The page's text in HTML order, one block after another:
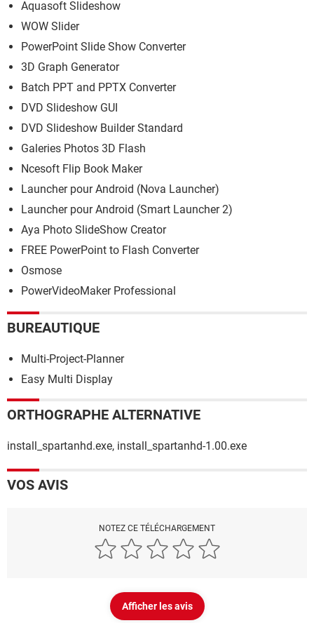
Aquasoft Slideshow
WOW Slider
PowerPoint Slide Show Converter
3D Graph Generator
Batch PPT and PPTX Converter
DVD Slideshow GUI
DVD Slideshow Builder Standard
Galeries Photos 3D Flash
Ncesoft Flip Book Maker
Launcher pour Android (Nova Launcher)
Launcher pour Android (Smart Launcher 2)
Aya Photo SlideShow Creator
FREE PowerPoint to Flash Converter
Osmose
PowerVideoMaker Professional
BUREAUTIQUE
Multi-Project-Planner
Easy Multi Display
ORTHOGRAPHE ALTERNATIVE
install_spartanhd.exe, install_spartanhd-1.00.exe
VOS AVIS
NOTEZ CE TÉLÉCHARGEMENT
Afficher les avis